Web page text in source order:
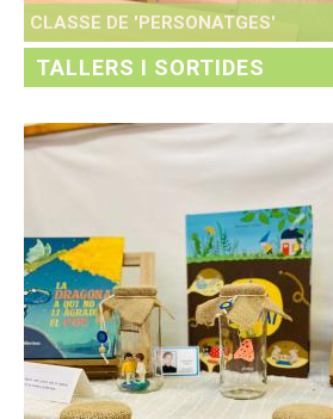
CLASSE DE 'PERSONATGES'
TALLERS I SORTIDES